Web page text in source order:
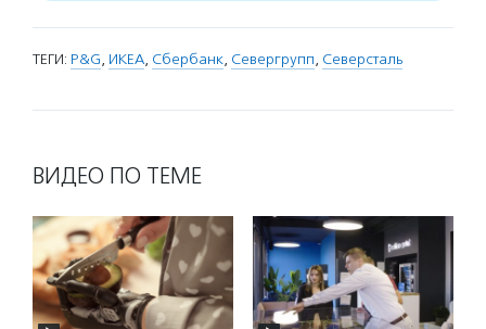
ТЕГИ: P&G, ИКЕА, Сбербанк, Севергрупп, Северсталь
ВИДЕО ПО ТЕМЕ